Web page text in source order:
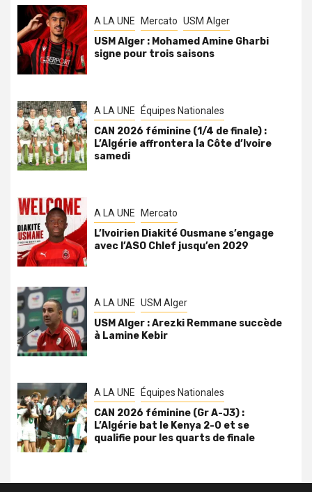
A LA UNE Mercato USM Alger
USM Alger : Mohamed Amine Gharbi
signe pour trois saisons
A LA UNE Équipes Nationales
CAN 2026 féminine (1/4 de finale) :
L’Algérie affrontera la Côte d’Ivoire
samedi
A LA UNE Mercato
L’Ivoirien Diakité Ousmane s’engage
avec l’ASO Chlef jusqu’en 2029
A LA UNE USM Alger
USM Alger : Arezki Remmane succède
à Lamine Kebir
A LA UNE Équipes Nationales
CAN 2026 féminine (Gr A-J3) :
L’Algérie bat le Kenya 2-0 et se
qualifie pour les quarts de finale